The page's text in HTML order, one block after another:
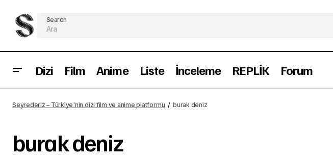
Search
Dizi Film Anime Liste İnceleme REPLİK Forum
Seyrederiz – Türkiye'nin dizi film ve anime platformu burak deniz
burak deniz